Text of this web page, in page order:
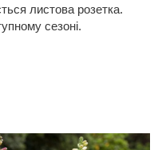
листова розетка.
сезоні.